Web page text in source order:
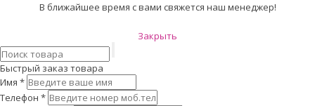
В ближайшее время с вами свяжется наш менеджер!
Закрыть
Быстрый заказ товара
Имя *
Телефон *